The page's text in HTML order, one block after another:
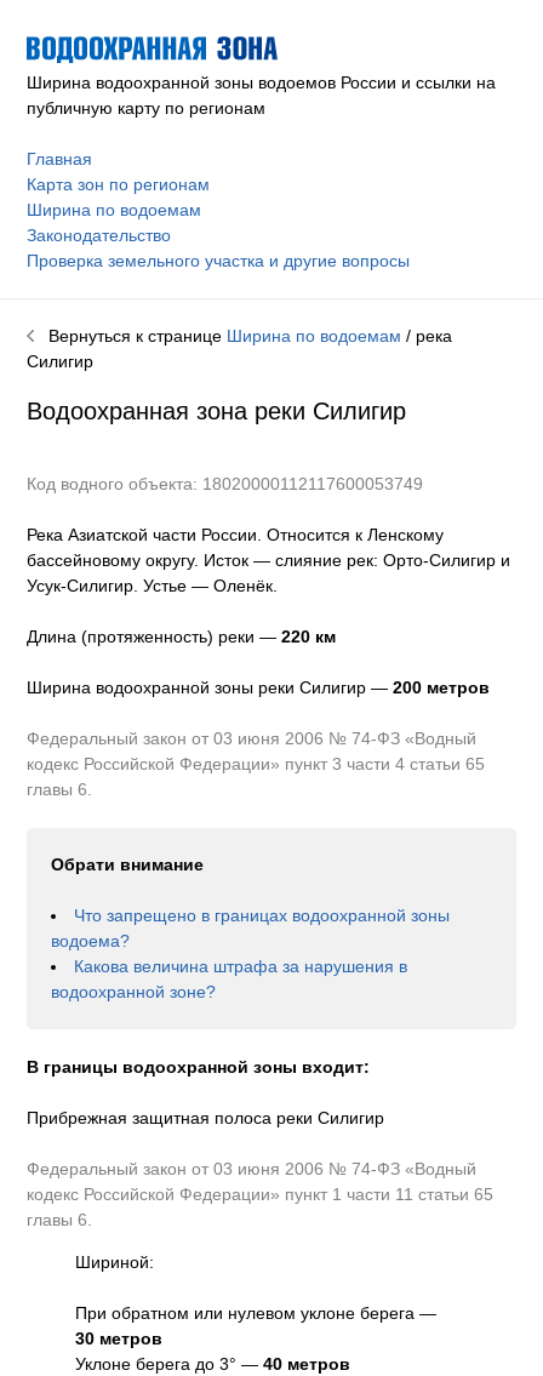
Ширина водоохранной зоны водоемов России и ссылки на
публичную карту по регионам
Главная
Карта зон по регионам
Ширина по водоемам
Законодательство
Проверка земельного участка и другие вопросы
Вернуться к странице Ширина по водоемам / река
Силигир
Водоохранная зона реки Силигир
Код водного объекта: 18020000112117600053749
Река Азиатской части России. Относится к Ленскому
бассейновому округу. Исток — слияние рек: Орто-Силигир и
Усук-Силигир. Устье — Оленёк.
Длина (протяженность) реки —220 км
Ширина водоохранной зоны реки Силигир —200 метров
Федеральный закон от 03 июня 2006 № 74-ФЗ «Водный
кодекс Российской Федерации» пункт 3 части 4 статьи 65
главы 6.
Обрати внимание
Что запрещено в границах водоохранной зоны
водоема?
Какова величина штрафа за нарушения в
водоохранной зоне?
В границы водоохранной зоны входит:
Прибрежная защитная полоса реки Силигир
Федеральный закон от 03 июня 2006 № 74-ФЗ «Водный
кодекс Российской Федерации» пункт 1 части 11 статьи 65
главы 6.
Шириной:
При обратном или нулевом уклоне берега —
30 метров
Уклоне берега до 3° —40 метров